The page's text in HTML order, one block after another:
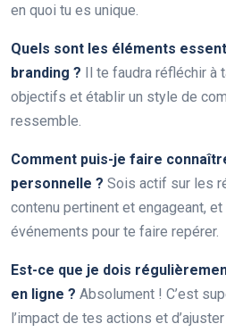
en quoi tu es unique.
Quels sont les éléments
branding ? Il te faudra réfléchir à
objectifs et établir un style de
ressemble.
Comment puis-je faire
personnelle ? Sois actif sur les
contenu pertinent et engageant,
événements pour te faire repérer.
Est-ce que je dois
en ligne ? Absolument ! C’est
l’impact de tes actions et